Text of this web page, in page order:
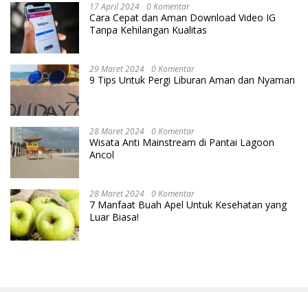
17 April 2024 0 Komentar
Cara Cepat dan Aman Download Video IG
Tanpa Kehilangan Kualitas
29 Maret 2024 0 Komentar
9 Tips Untuk Pergi Liburan Aman dan Nyaman
28 Maret 2024 0 Komentar
Wisata Anti Mainstream di Pantai Lagoon
Ancol
28 Maret 2024 0 Komentar
7 Manfaat Buah Apel Untuk Kesehatan yang
Luar Biasa!